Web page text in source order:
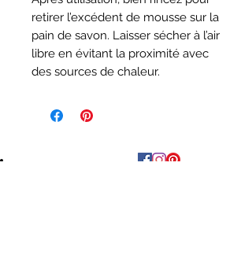
retirer l’excédent de mousse sur la
pain de savon. Laisser sécher à l’air
libre en évitant la proximité avec
des sources de chaleur.